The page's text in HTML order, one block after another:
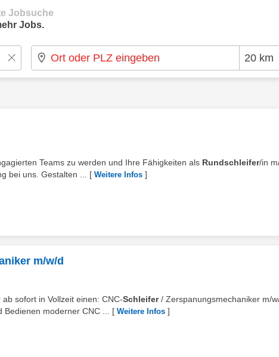
Jobsuche
Jobs.
Teams zu werden und Ihre Fähigkeiten als Rundschleifer/in
bei uns. Gestalten ...
[ Weitere Infos ]
m/w/d
sofort in Vollzeit einen: CNC-Schleifer/ Zerspanungsmechaniker m/
moderner CNC ...
[ Weitere Infos ]